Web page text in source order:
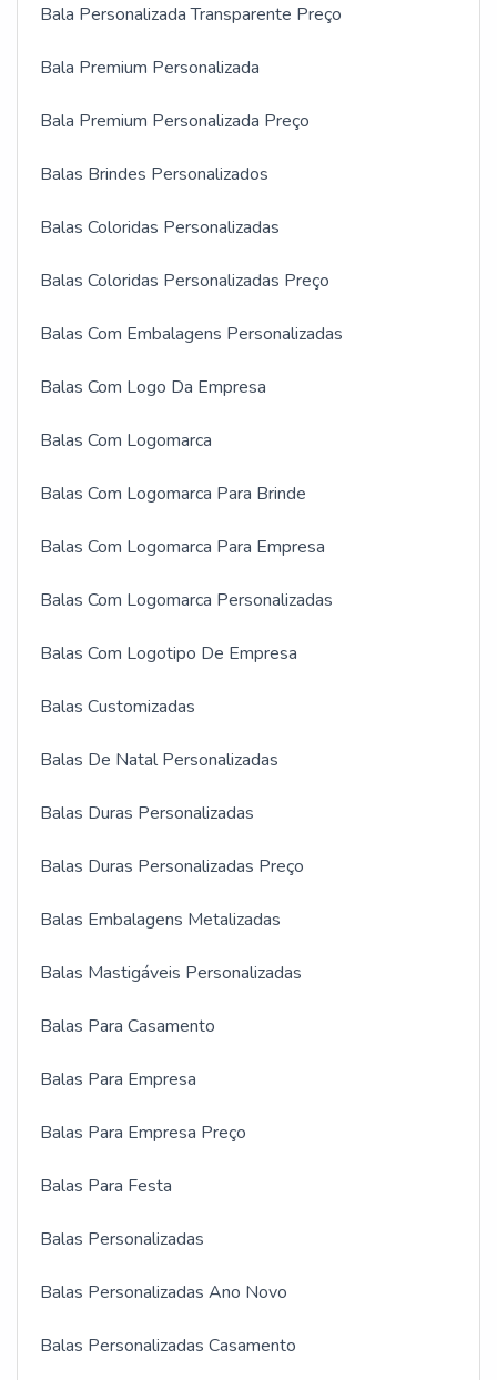
Bala Personalizada Transparente Preço
Bala Premium Personalizada
Bala Premium Personalizada Preço
Balas Brindes Personalizados
Balas Coloridas Personalizadas
Balas Coloridas Personalizadas Preço
Balas Com Embalagens Personalizadas
Balas Com Logo Da Empresa
Balas Com Logomarca
Balas Com Logomarca Para Brinde
Balas Com Logomarca Para Empresa
Balas Com Logomarca Personalizadas
Balas Com Logotipo De Empresa
Balas Customizadas
Balas De Natal Personalizadas
Balas Duras Personalizadas
Balas Duras Personalizadas Preço
Balas Embalagens Metalizadas
Balas Mastigáveis Personalizadas
Balas Para Casamento
Balas Para Empresa
Balas Para Empresa Preço
Balas Para Festa
Balas Personalizadas
Balas Personalizadas Ano Novo
Balas Personalizadas Casamento